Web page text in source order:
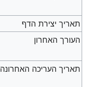
תאריך יצירת הדף
העורך האחרון
תאריך העריכה האחרונה